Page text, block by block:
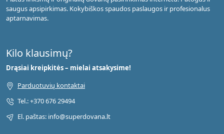
saugus apsipirkimas. Kokybiškos spaudos paslaugos ir profesionalus
aptarnavimas.
Kilo klausimų?
Drąsiai kreipkitės – mielai atsakysime!
Parduotuvių kontaktai
Tel.: +370 676 29494
El. paštas: info@superdovana.lt